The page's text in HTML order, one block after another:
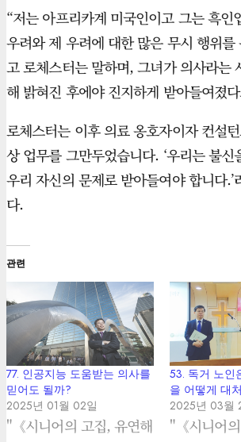
“저는 아프리카계 미국인이고 그는 흑인
우려와 제 우려에 대한 많은 무시 행위를
고 로체스터는 말하며, 그녀가 의사라는
해 밝혀진 후에야 진지하게 받아들여졌
로체스터는 이후 의료 옹호자이자 컨설
상 업무를 그만두었습니다. ‘우리는 불
우리 자신의 문제로 받아들여야 합니다.’
다.
관련
77. 인공지능 도움받는 의사를
믿어도 될까?
2025년 01월 02일
"《시니어의 고집, 유연해
53. 독거 노인
을 어떻게 대
2025년 03월
"《시니어